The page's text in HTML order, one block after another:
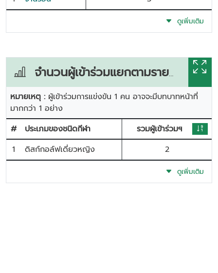
ดูเพิ่มเติม
จำนวนผู้เข้าร่วมแยกตามรายการแข่งขัน
หมายเหตุ : ผู้เข้าร่วมการแข่งขัน 1 คน อาจจะมีบทบาทหน้าที่
มากกว่า 1 อย่าง
#
ประเภมของชนิดกีฬา
รวมผู้เข้าร่วมฯ
1
ดิสก์กอล์ฟเดี่ยวหญิง 2
ดูเพิ่มเติม